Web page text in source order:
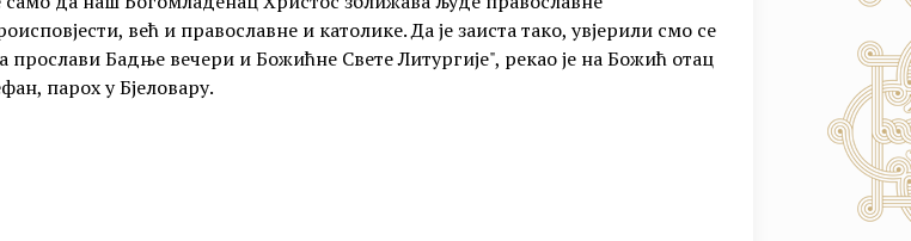
већ и православне и католике. Да је заиста тако, увјерили смо се
прослави Бадње вечери и Божићне Свете Литургије", рекао је на Божић отац
парох у Бјеловару.